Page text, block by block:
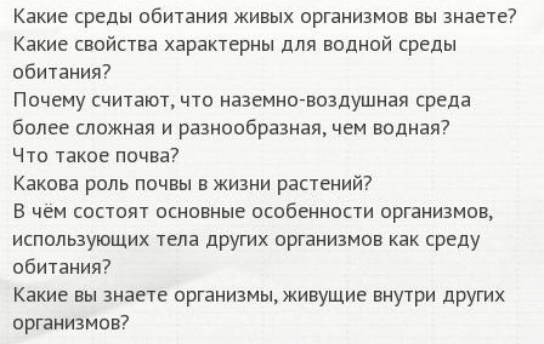
Какие среды обитания живых организмов вы знаете?
Какие свойства характерны для водной среды
обитания?
Почему считают, что наземно-воздушная среда
более сложная и разнообразная, чем водная?
Что такое почва?
Какова роль почвы в жизни растений?
В чём состоят основные особенности организмов,
использующих тела других организмов как среду
обитания?
Какие вы знаете организмы, живущие внутри других
организмов?​